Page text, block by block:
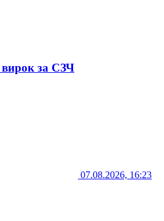
за СЗЧ
07.08.2026, 16:23